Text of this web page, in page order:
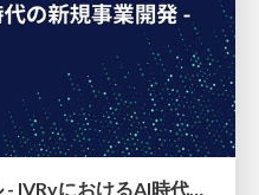
Web工学とビジネスモデル - IVRyにおけるAI時代の新規事業開発 -